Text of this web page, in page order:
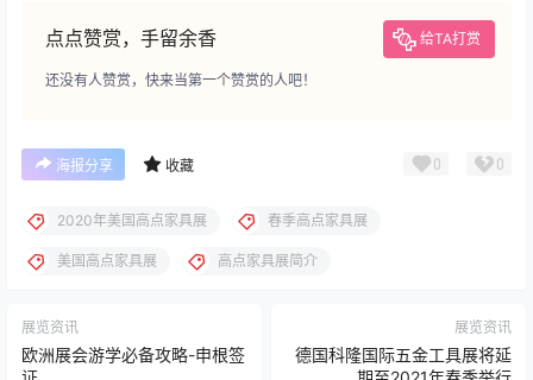
点点赞赏，手留余香 给TA打赏
还没有人赞赏，快来当第一个赞赏的人吧！
海报分享 收藏 0 0
2020年美国高点家具展 春季高点家具展
美国高点家具展 高点家具展简介
展览资讯
欧洲展会游学必备攻略-申根签
展览资讯
德国科隆国际五金工具展将延